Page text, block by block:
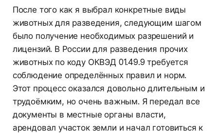
После того как я выбрал конкретные виды
животных для разведения, следующим шагом
было получение необходимых разрешений и
лицензий. В России для разведения прочих
животных по коду ОКВЭД 01.49.9 требуется
соблюдение определённых правил и норм.
Этот процесс оказался довольно длительным и
трудоёмким, но очень важным. Я передал все
документы в местные органы власти,
арендовал участок земли и начал готовиться к